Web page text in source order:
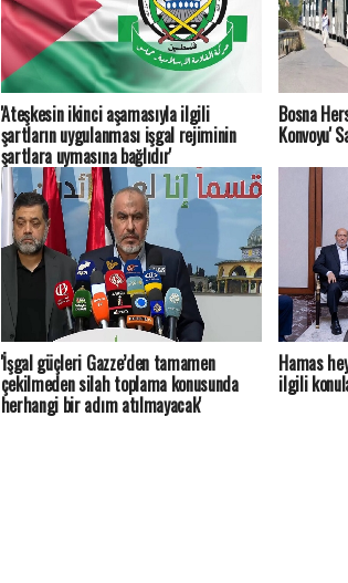
'Ateşkesin ikinci aşamasıyla ilgili
şartların uygulanması işgal rejiminin
şartlara uymasına bağlıdır'
Bosna
Konvoyu'
'İşgal güçleri Gazze’den tamamen
çekilmeden silah toplama konusunda
herhangi bir adım atılmayacak'
Hamas
ilgili